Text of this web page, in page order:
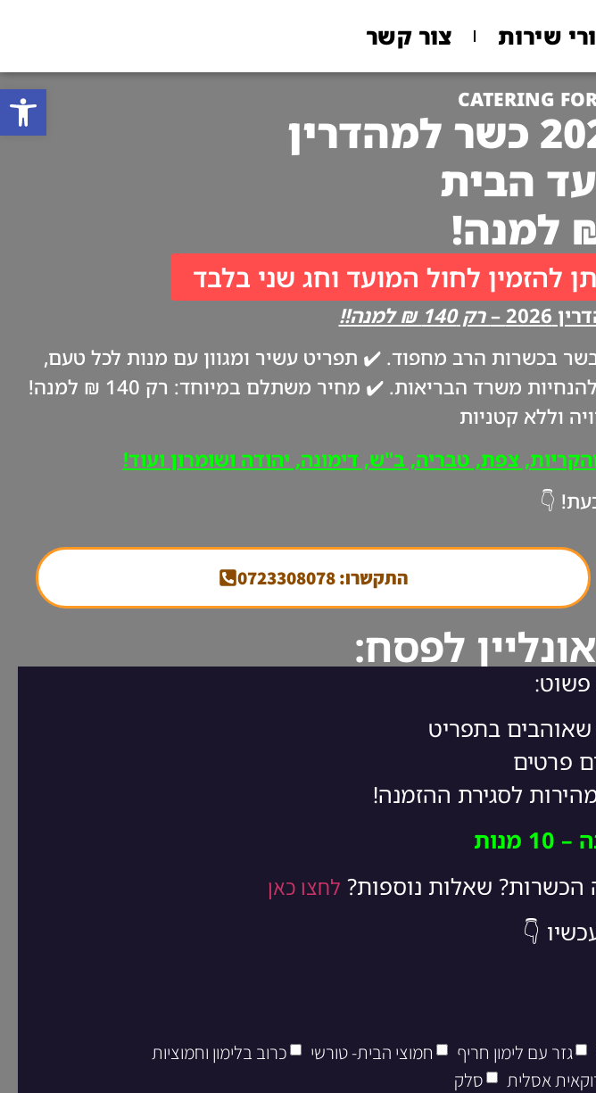
שירות צור קשר
CATERING
הבית
להזמין לחול המועד וחג שני בלבד
–
רק 140 ₪ למנה!!
בכשרות הרב מחפוד. ✔️ תפריט עשיר ומגוון עם מנות לכל טעם,
ביתיות וטריות כמו אצל אמא. ✔️ משלוח עד הבית בערב החג, בהתאם להנחיות משרד הבריאות. ✔️ מחיר משתלם במיוחד: רק 140 ₪ למנה!
וללא קטניות
צפת, טבריה, ב"ש, דימונה, יהודה ושומרון ועוד!
👇
התקשרו: 0723308078
לפסח:
בתפריט
פרטים
שאלות נוספות? לחצו כאן
👇
גזר עם לימון חריף חמוצי הבית- טורשי
כרוב בלימון וחמוציות
אסלית סלק
פתח